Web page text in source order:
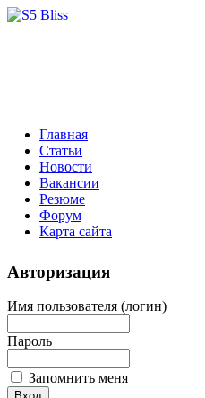
Главная
Статьи
Новости
Вакансии
Резюме
Форум
Карта сайта
Авторизация
Имя пользователя (логин)
Пароль
Запомнить меня